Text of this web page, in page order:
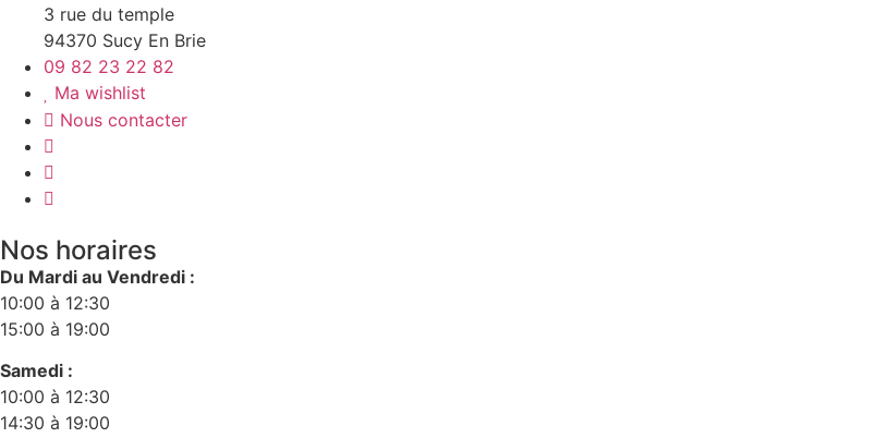
3 rue du temple
94370 Sucy En Brie
09 82 23 22 82
Ma wishlist
Nous contacter
Nos horaires
Du Mardi au Vendredi :
10:00 à 12:30
15:00 à 19:00
Samedi :
10:00 à 12:30
14:30 à 19:00